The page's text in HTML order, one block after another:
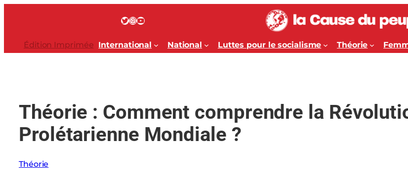
Twitter InstagramYouTube
Édition Imprimée International National Luttes pour le socialisme Théorie
Théorie : Comment comprendre la
Prolétarienne Mondiale ?
Théorie